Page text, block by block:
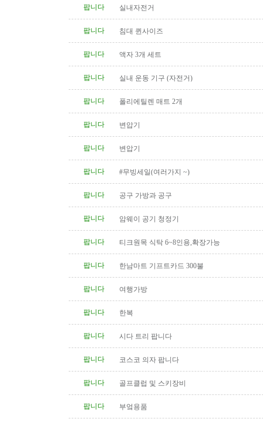
팝니다 실내자전거
팝니다 침대 퀸사이즈
팝니다 액자 3개 세트
팝니다 실내 운동 기구 (자전거)
팝니다 폴리에틸렌 매트 2개
팝니다 변압기
팝니다 변압기
팝니다 #무빙세일(여러가지 ~)
팝니다 공구 가방과 공구
팝니다 암웨이 공기 청정기
팝니다 티크원목 식탁 6~8인용,확장가능
팝니다 한남마트 기프트카드 300불
팝니다 여행가방
팝니다 한복
팝니다 시다 트리 팝니다
팝니다 코스코 의자 팝니다
팝니다 골프클럽 및 스키장비
팝니다 부엌용품